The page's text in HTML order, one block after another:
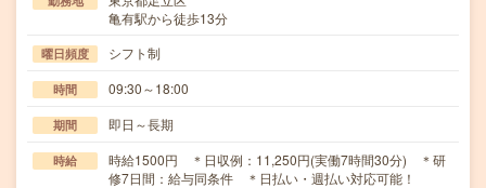
亀有駅から徒歩13分
曜日頻度 シフト制
時間 09:30～18:00
期間 即日～長期
時給
時給1500円 ＊日収例：11,250円(実働7時間30分) ＊研
修7日間：給与同条件 ＊日払い・週払い対応可能！